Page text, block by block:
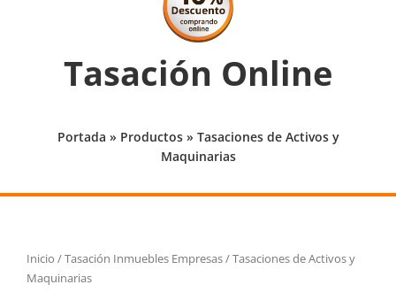
Tasación Online
Portada » Productos» Tasaciones de Activos y
Maquinarias
Inicio /Tasación Inmuebles Empresas/ Tasaciones de Activos y
Maquinarias